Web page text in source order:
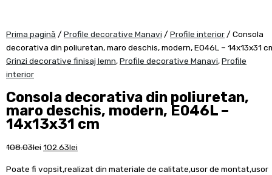
Prima pagină / Profile decorative Manavi / Profile interior/ Consola
decorativa din poliuretan, maro deschis, modern, E046L – 14x13x31
Grinzi decorative finisaj lemn,Profile decorative Manavi,Profile
interior
Consola decorativa din poliuretan,
maro deschis, modern, E046L –
14x13x31 cm
108.03lei102.63lei
Poate fi vopsit,realizat din materiale de calitate,usor de montat,usor